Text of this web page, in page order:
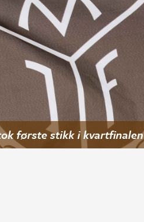
første stikk i kvartfinalen